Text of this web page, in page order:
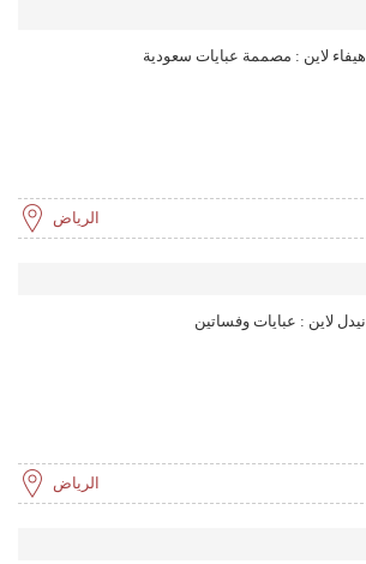
هيفاء لاين : مصممة عبايات سعودية
الرياض
نيدل لاين : عبايات وفساتين
الرياض